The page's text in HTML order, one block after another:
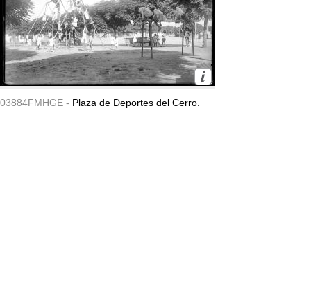
03884FMHGE - Plaza de Deportes del Cerro.